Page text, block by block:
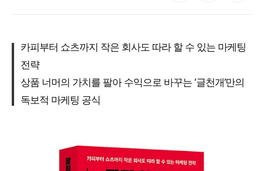
카피부터 쇼츠까지 작은 회사도 따라 할 수 있는 마케팅
전략
상품 너머의 가치를 팔아 수익으로 바꾸는 ‘글천개’만의
독보적 마케팅 공식